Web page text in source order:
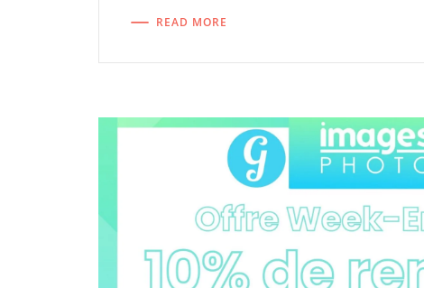
READ MORE